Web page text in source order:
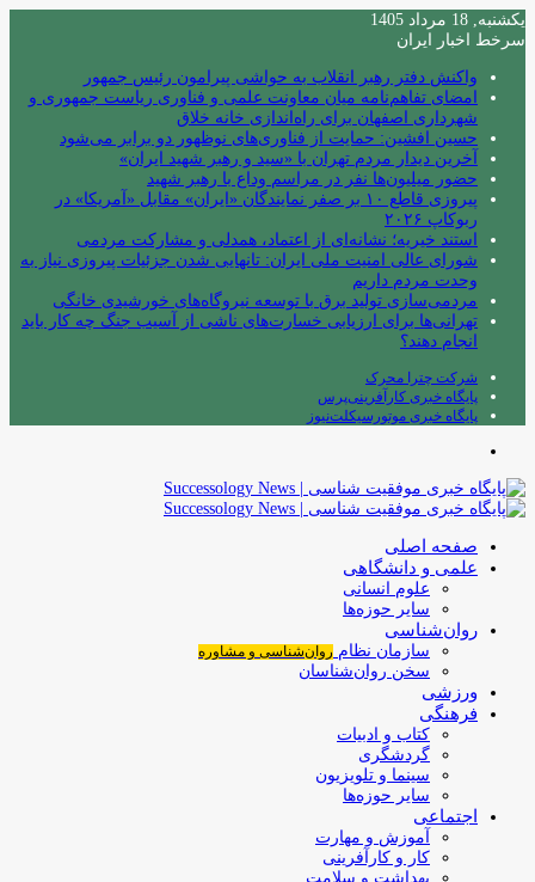
یکشنبه, 18 مرداد 1405
سرخط اخبار ایران
واکنش دفتر رهبر انقلاب به حواشی پیرامون رئیس جمهور
امضای تفاهم‌نامه میان معاونت علمی و فناوری ریاست جمهوری و
شهرداری اصفهان برای راه‌اندازی خانه خلاق
حسین افشین: حمایت از فناوری‌های نوظهور دو برابر می‌شود
آخرین دیدار مردم تهران با «سید و رهبر شهید ایران»
حضور میلیون‌ها نفر در مراسم وداع با رهبر شهید
پیروزی قاطع ۱۰ بر صفر نمایندگان «ایران» مقابل «آمریکا» در
ربوکاپ ۲۰۲۶
استند خیریه؛ نشانه‌ای از اعتماد، همدلی و مشارکت مردمی
شورای عالی امنیت ملی ایران: تانهایی شدن جزئیات پیروزی نیاز به
وحدت مردم داریم
مردمی‌سازی تولید برق با توسعه نیروگاه‌های خورشیدی خانگی
تهرانی‌ها برای ارزیابی خسارت‌های ناشی از آسیب جنگ چه کار باید
انجام دهند؟
شرکت چترا محرک
پایگاه خبری کارآفرینی‌پرس
پایگاه خبری موتورسیکلت‌نیوز
صفحه اصلی
علمی و دانشگاهی
علوم انسانی
سایر حوزه‌ها
روان‌شناسی
سازمان نظام روان‌شناسی و مشاوره
سخن روان‌شناسان
ورزشی
فرهنگی
کتاب و ادبیات
گردشگری
سینما و تلویزیون
سایر حوزه‌ها
اجتماعی
آموزش و مهارت
کار و کارآفرینی
بهداشت و سلامت